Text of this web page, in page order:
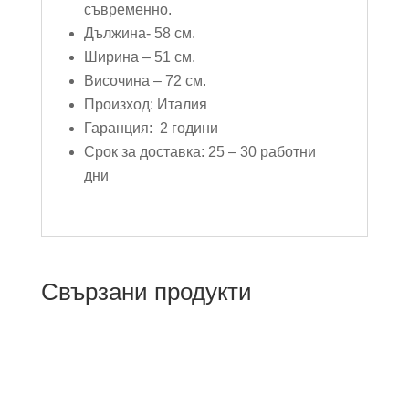
съвременно.
Дължина- 58 см.
Ширина – 51 см.
Височина – 72 см.
Произход: Италия
Гаранция: 2 години
Срок за доставка: 25 – 30 работни
дни
Свързани продукти